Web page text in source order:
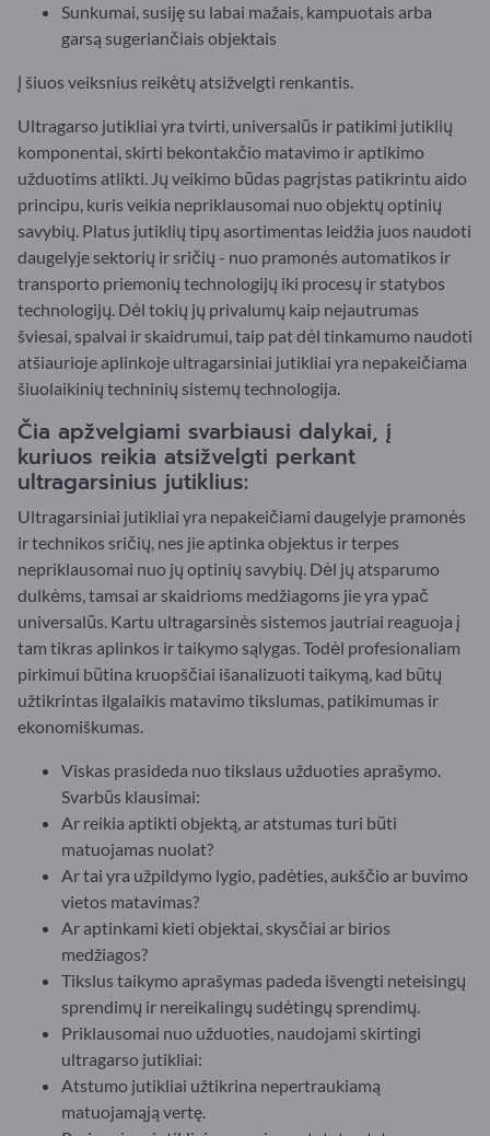
Sunkumai, susiję su labai mažais, kampuotais arba
garsą sugeriančiais objektais
Į šiuos veiksnius reikėtų atsižvelgti renkantis.
Ultragarso jutikliai yra tvirti, universalūs ir patikimi jutiklių
komponentai, skirti bekontakčio matavimo ir aptikimo
užduotims atlikti. Jų veikimo būdas pagrįstas patikrintu aido
principu, kuris veikia nepriklausomai nuo objektų optinių
savybių. Platus jutiklių tipų asortimentas leidžia juos naudoti
daugelyje sektorių ir sričių - nuo pramonės automatikos ir
transporto priemonių technologijų iki procesų ir statybos
technologijų. Dėl tokių jų privalumų kaip nejautrumas
šviesai, spalvai ir skaidrumui, taip pat dėl tinkamumo naudoti
atšiaurioje aplinkoje ultragarsiniai jutikliai yra nepakeičiama
šiuolaikinių techninių sistemų technologija.
Čia apžvelgiami svarbiausi dalykai, į
kuriuos reikia atsižvelgti perkant
ultragarsinius jutiklius:
Ultragarsiniai jutikliai yra nepakeičiami daugelyje pramonės
ir technikos sričių, nes jie aptinka objektus ir terpes
nepriklausomai nuo jų optinių savybių. Dėl jų atsparumo
dulkėms, tamsai ar skaidrioms medžiagoms jie yra ypač
universalūs. Kartu ultragarsinės sistemos jautriai reaguoja į
tam tikras aplinkos ir taikymo sąlygas. Todėl profesionaliam
pirkimui būtina kruopščiai išanalizuoti taikymą, kad būtų
užtikrintas ilgalaikis matavimo tikslumas, patikimumas ir
ekonomiškumas.
Viskas prasideda nuo tikslaus užduoties aprašymo.
Svarbūs klausimai:
Ar reikia aptikti objektą, ar atstumas turi būti
matuojamas nuolat?
Ar tai yra užpildymo lygio, padėties, aukščio ar buvimo
vietos matavimas?
Ar aptinkami kieti objektai, skysčiai ar birios
medžiagos?
Tikslus taikymo aprašymas padeda išvengti neteisingų
sprendimų ir nereikalingų sudėtingų sprendimų.
Priklausomai nuo užduoties, naudojami skirtingi
ultragarso jutikliai:
Atstumo jutikliai užtikrina nepertraukiamą
matuojamąją vertę.